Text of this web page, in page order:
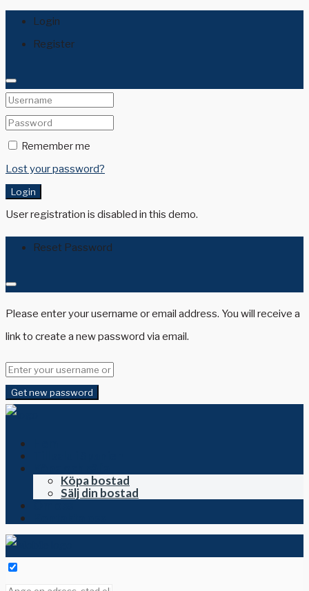
Login
Register
Remember me
Lost your password?
Login
User registration is disabled in this demo.
Reset Password
Please enter your username or email address. You will receive a
link to create a new password via email.
Get new password
Köpa bostad
Sälj din bostad